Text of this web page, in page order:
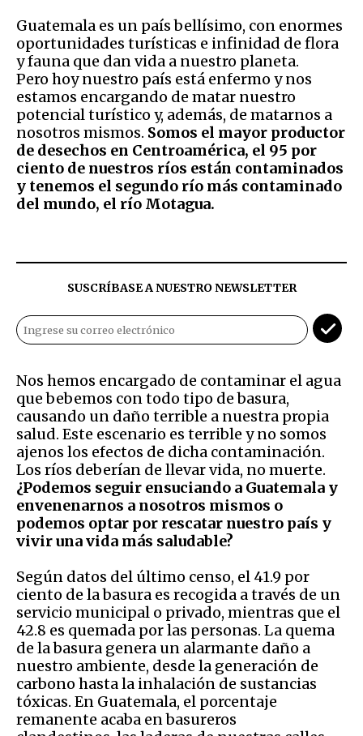
Guatemala es un país bellísimo, con enormes
oportunidades turísticas e infinidad de flora
y fauna que dan vida a nuestro planeta.
Pero hoy nuestro país está enfermo y nos
estamos encargando de matar nuestro
potencial turístico y, además, de matarnos a
nosotros mismos. Somos el mayor productor
de desechos en Centroamérica, el 95 por
ciento de nuestros ríos están contaminados
y tenemos el segundo río más contaminado
del mundo, el río Motagua.
SUSCRÍBASE A NUESTRO NEWSLETTER
Nos hemos encargado de contaminar el agua
que bebemos con todo tipo de basura,
causando un daño terrible a nuestra propia
salud. Este escenario es terrible y no somos
ajenos los efectos de dicha contaminación.
Los ríos deberían de llevar vida, no muerte.
¿Podemos seguir ensuciando a Guatemala y
envenenarnos a nosotros mismos o
podemos optar por rescatar nuestro país y
vivir una vida más saludable?
Según datos del último censo, el 41.9 por
ciento de la basura es recogida a través de un
servicio municipal o privado, mientras que el
42.8 es quemada por las personas. La quema
de la basura genera un alarmante daño a
nuestro ambiente, desde la generación de
carbono hasta la inhalación de sustancias
tóxicas. En Guatemala, el porcentaje
remanente acaba en basureros